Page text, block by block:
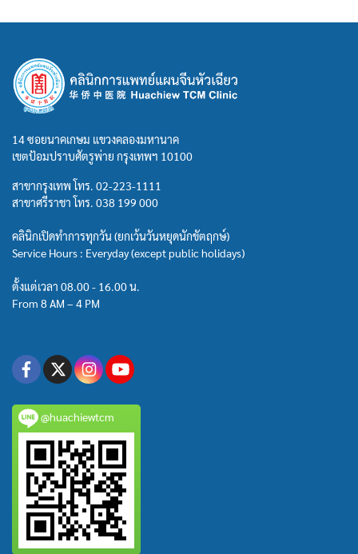
14 ซอยนาคเกษม แขวงคลองมหานาค
เขตป้อมปราบศัตรูพ่าย กรุงเทพฯ 10100
สาขากรุงเทพ โทร. 02-223-1111
สาขาศรีราชา โทร. 038 199 000
คลินิกเปิดทำการทุกวัน (ยกเว้นวันหยุดนักขัตฤกษ์)
Service Hours : Everyday (except public holidays)
ตั้งแต่เวลา 08.00 - 16.00 น.
From 8 AM – 4 PM
@huachiewtcm